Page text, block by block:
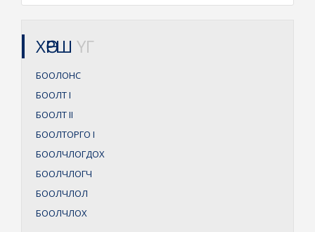
ХӨРШ ҮГ
БООЛОНС
БООЛТI
БООЛТII
БООЛТОРГО I
БООЛЧЛОГДОХ
БООЛЧЛОГЧ
БООЛЧЛОЛ
БООЛЧЛОХ